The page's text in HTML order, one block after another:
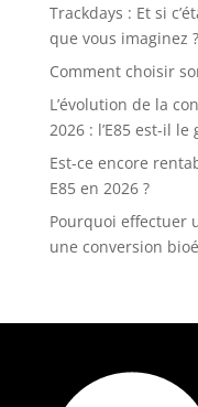
Trackdays : Et si
que vous imaginez ?
Comment choisir
L’évolution de la
2026 : l’E85 est-il
Est-ce encore
E85 en 2026 ?
Pourquoi effectuer
une conversion